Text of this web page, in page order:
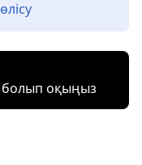
болып оқыңыз